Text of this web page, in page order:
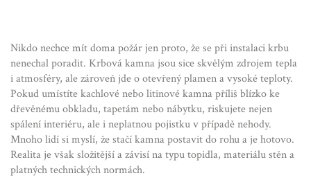
Nikdo nechce mít doma požár jen proto, že se při instalaci krbu
nenechal poradit. Krbová kamna jsou sice skvělým zdrojem tepla
i atmosféry, ale zároveň jde o otevřený plamen a vysoké teploty.
Pokud umístíte kachlové nebo litinové kamna příliš blízko ke
dřevěnému obkladu, tapetám nebo nábytku, riskujete nejen
spálení interiéru, ale i neplatnou pojistku v případě nehody.
Mnoho lidí si myslí, že stačí kamna postavit do rohu a je hotovo.
Realita je však složitější a závisí na typu topidla, materiálu stěn a
platných technických normách.